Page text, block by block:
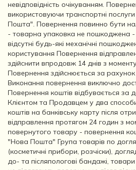
невідповідність очікуванням.
використовуючи транспортні
Пошта". Повернення повинно бути
- товарна упаковка не пошкоджена -
відсутні будь-які механічні
користування Повернення
здійснити впродовж 14 днів з
Повернення здійснюється за
Виконання повернення виключно
Повернення коштів відбувається за
Клієнтом та Продавцем у два
коштів на банківську карту після
відправлення протягом 24 годин з
повернутого товару - повернення
"Нова Пошта" Група товарів по
(косметичні прибори, розчіски),
до- та післяпологові бандажі,